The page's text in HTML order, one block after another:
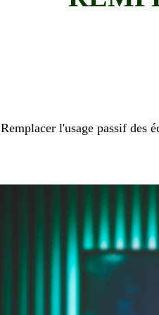
Remplacer l'usage passif des